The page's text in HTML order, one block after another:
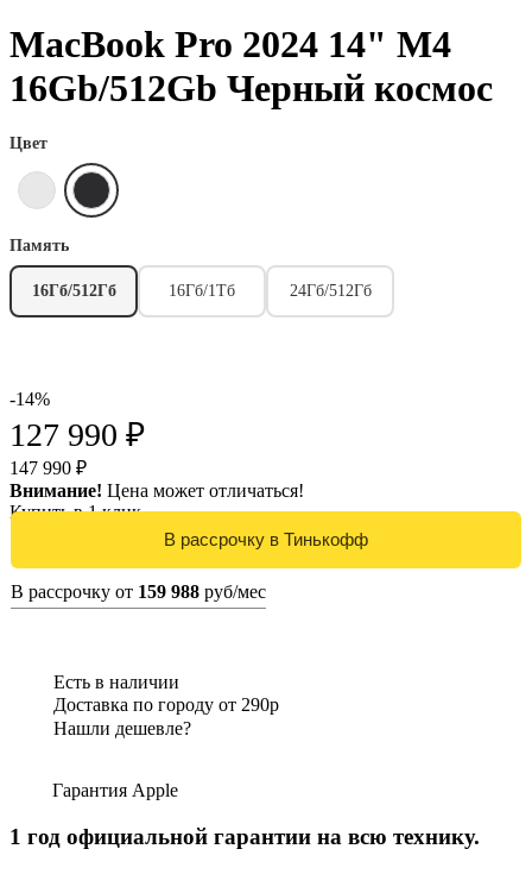
MacBook Pro 2024 14" M4
16Gb/512Gb Черный космос
Цвет
Память
16Гб/512Гб 16Гб/1Тб 24Гб/512Гб
-14%
127 990 ₽
147 990 ₽
Внимание! Цена может отличаться!
Купить в 1 клик
В рассрочку от 159 988 руб/мес
Есть в наличии
Доставка по городу от 290р
Нашли дешевле?
Гарантия Apple
1 год официальной гарантии на всю технику.